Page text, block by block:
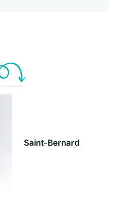
Saint-Bernard